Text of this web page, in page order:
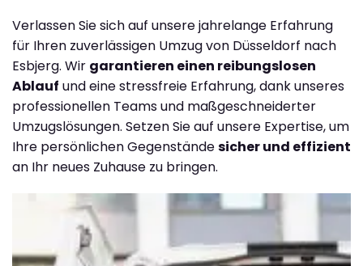
Verlassen Sie sich auf unsere jahrelange Erfahrung
für Ihren zuverlässigen Umzug von Düsseldorf nach
Esbjerg. Wir garantieren einen reibungslosen
Ablauf und eine stressfreie Erfahrung, dank unseres
professionellen Teams und maßgeschneiderter
Umzugslösungen. Setzen Sie auf unsere Expertise, um
Ihre persönlichen Gegenständesicher und effizient
an Ihr neues Zuhause zu bringen.